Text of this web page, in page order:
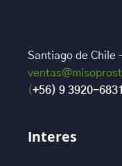
Santiago de Chile
(+56) 9 3920-6831
Interes